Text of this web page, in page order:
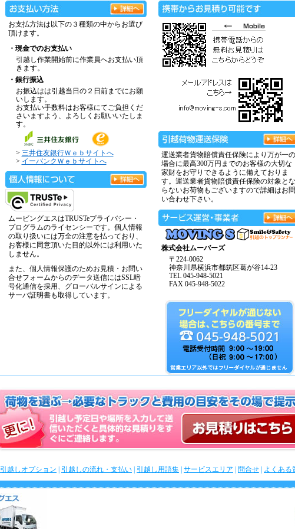
お支払方法は以下の３種類の中からお選び
頂けます。
・現金でのお支払い
引越し作業開始前に作業員へお支払い頂
きます。
・銀行振込
お振込はは引越当日の２日前までにお願
いします。
お支払い手数料はお客様にてご負担くだ
さいますよう、よろしくお願いいたしま
す。
> 三井住友銀行Ｗｅｂサイトへ
> イーバンクＷｅｂサイトへ
ムービングエスはTRUSTeプライバシー・
プログラムのライセンシーです。個人情報
の取り扱いには万全の注意を払っており、
お客様に同意頂いた目的以外には利用いた
しません。
また、個人情報保護のためお見積・お問い
合せフォームからのデータ送信にはSSL暗
号化通信を採用、グローバルサインによる
サーバ証明書も取得しています。
運送業者貨物賠償責任保険により万が一の
場合に最高300万円までのお客様の大切な
家財をお守りできるように備えておりま
す。運送業者貨物賠償責任保険の対象とな
らないお荷物もございますので詳細はお問
い合わせ下さい。
株式会社ムーバーズ
〒224-0062
神奈川県横浜市都筑区葛が谷14-23
TEL 045-948-5021
FAX 045-948-5022
引越しオプション 引越しの流れ・支払い 引越し用語集 サービスエリア 問合せ よくある